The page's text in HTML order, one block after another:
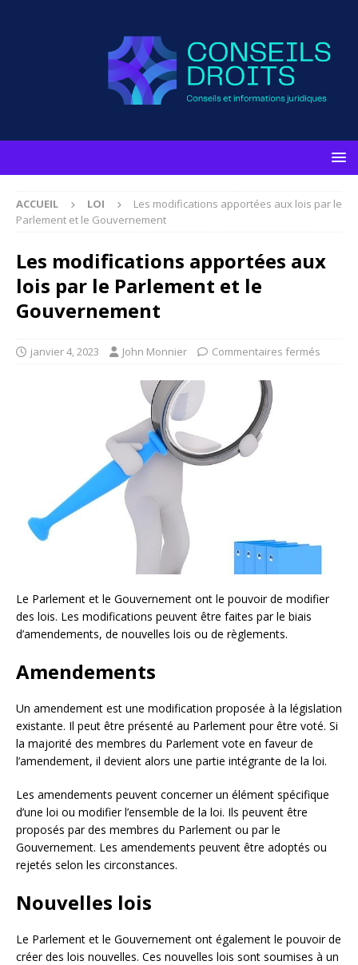
ACCUEIL LOI
Les modifications apportées aux lois par le
Parlement et le Gouvernement
Les modifications apportées aux
lois par le Parlement et le
Gouvernement
janvier 4, 2023 John Monnier Commentaires fermés
Le Parlement et le Gouvernement ont le pouvoir de modifier
des lois. Les modifications peuvent être faites par le biais
d’amendements, de nouvelles lois ou de règlements.
Amendements
Un amendement est une modification proposée à la législation
existante. Il peut être présenté au Parlement pour être voté. Si
la majorité des membres du Parlement vote en faveur de
l’amendement, il devient alors une partie intégrante de la loi.
Les amendements peuvent concerner un élément spécifique
d’une loi ou modifier l’ensemble de la loi. Ils peuvent être
proposés par des membres du Parlement ou par le
Gouvernement. Les amendements peuvent être adoptés ou
rejetés selon les circonstances.
Nouvelles lois
Le Parlement et le Gouvernement ont également le pouvoir de
créer des lois nouvelles. Ces nouvelles lois sont soumises à un